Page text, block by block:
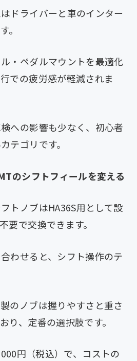
ドライバーと車のインター
。
・ペダルマウントを最適化
での疲労感が軽減されま
への影響も少なく、初心者
テゴリです。
のシフトフィールを変える
トノブはHA36S用として設
要で交換できます。
わせると、シフト操作のテ
のノブは握りやすさと重さ
り、定番の選択肢です。
円（税込）で、コストの